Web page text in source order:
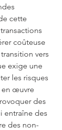
cette
coûteuse
vers
exige une
les risques
en œuvre
des
entraîne des
des non-